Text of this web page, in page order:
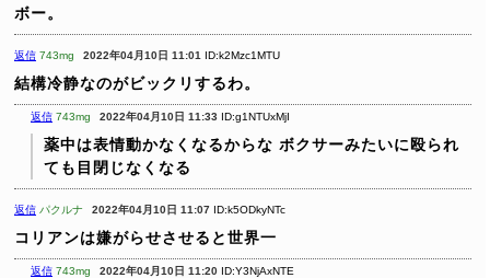
ボー。
返信 743mg 2022年04月10日 11:01 ID:k2Mzc1MTU
結構冷静なのがビックリするわ。
返信 743mg 2022年04月10日 11:33 ID:g1NTUxMjI
薬中は表情動かなくなるからな ボクサーみたいに殴られ
ても目閉じなくなる
返信 パクルナ 2022年04月10日 11:07 ID:k5ODkyNTc
コリアンは嫌がらせさせると世界一
返信 743mg 2022年04月10日 11:20 ID:Y3NjAxNTE